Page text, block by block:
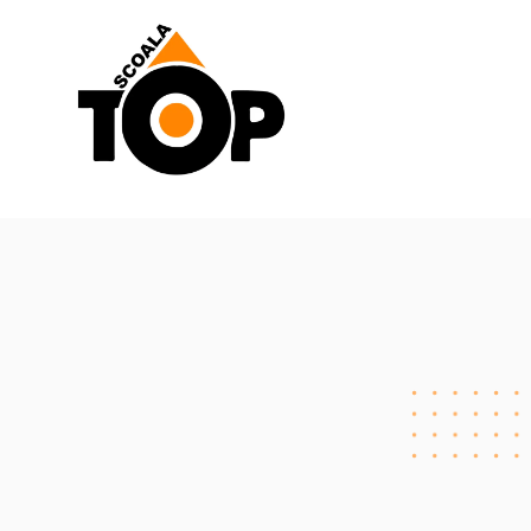
Scoala de Soferi TOP navigation